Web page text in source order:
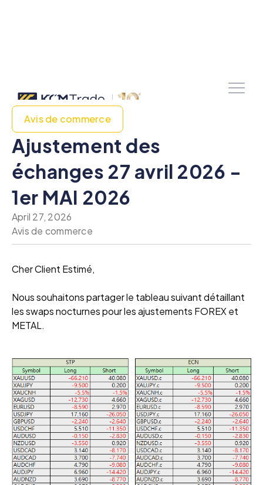
Avis de commerce
Ajustement des
échanges 27 avril 2026 -
1er MAI 2026
April 27, 2026
Avis de commerce
Cher Client Estimé,
Nous souhaitons partager le tableau suivant détaillant
les swaps nocturnes pour les ajustements FOREX et
METAL.